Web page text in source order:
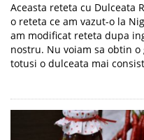
Aceasta reteta cu Dulceata
o reteta ce am vazut-o la
am modificat reteta dupa
nostru. Nu voiam sa obtin
totusi o dulceata mai